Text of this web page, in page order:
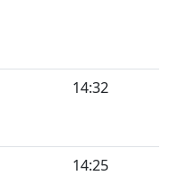
14:32
14:25